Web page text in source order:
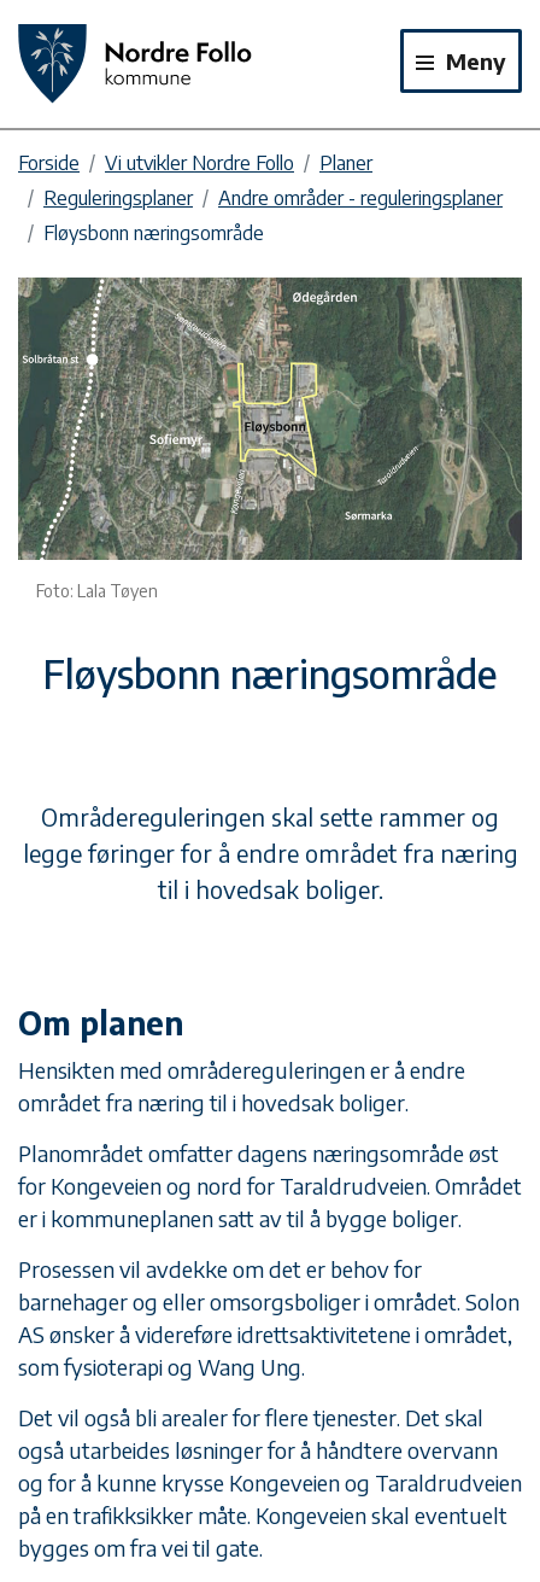
Meny
Forside Vi utvikler Nordre Follo
Planer
Reguleringsplaner
Andre områder - reguleringsplaner
Fløysbonn næringsområde
Foto: Lala Tøyen
Fløysbonn næringsområde
Områdereguleringen skal sette rammer og
legge føringer for å endre området fra næring
til i hovedsak boliger.
Om planen
Hensikten med områdereguleringen er å endre
området fra næring til i hovedsak boliger.
Planområdet omfatter dagens næringsområde øst
for Kongeveien og nord for Taraldrudveien. Området
er i kommuneplanen satt av til å bygge boliger.
Prosessen vil avdekke om det er behov for
barnehager og eller omsorgsboliger i området. Solon
AS ønsker å videreføre idrettsaktivitetene i området,
som fysioterapi og Wang Ung.
Det vil også bli arealer for flere tjenester. Det skal
også utarbeides løsninger for å håndtere overvann
og for å kunne krysse Kongeveien og Taraldrudveien
på en trafikksikker måte. Kongeveien skal eventuelt
bygges om fra vei til gate.